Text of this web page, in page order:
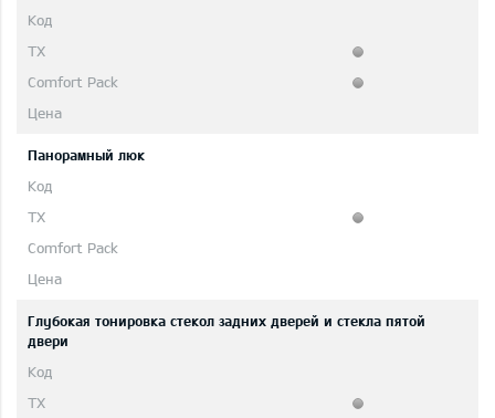
Панорамный люк
Глубокая тонировка стекол задних дверей и стекла пятой
двери